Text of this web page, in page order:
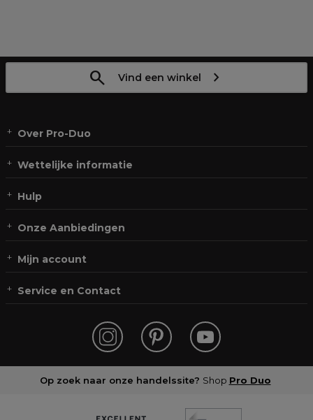
Vind een winkel
Over Pro-Duo
Wettelijke informatie
Hulp
Onze Aanbiedingen
Mijn account
Service en Contact
Op zoek naar onze handelssite? Shop Pro Duo